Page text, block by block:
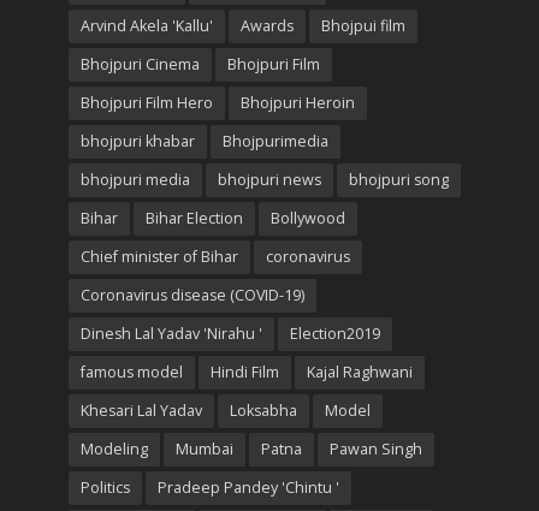
Arvind Akela 'Kallu'
Awards
Bhojpui film
Bhojpuri Cinema
Bhojpuri Film
Bhojpuri Film Hero
Bhojpuri Heroin
bhojpuri khabar
Bhojpurimedia
bhojpuri media
bhojpuri news
bhojpuri song
Bihar
Bihar Election
Bollywood
Chief minister of Bihar
coronavirus
Coronavirus disease (COVID-19)
Dinesh Lal Yadav 'Nirahu '
Election2019
famous model
Hindi Film
Kajal Raghwani
Khesari Lal Yadav
Loksabha
Model
Modeling
Mumbai Patna
Pawan Singh
Politics
Pradeep Pandey 'Chintu '